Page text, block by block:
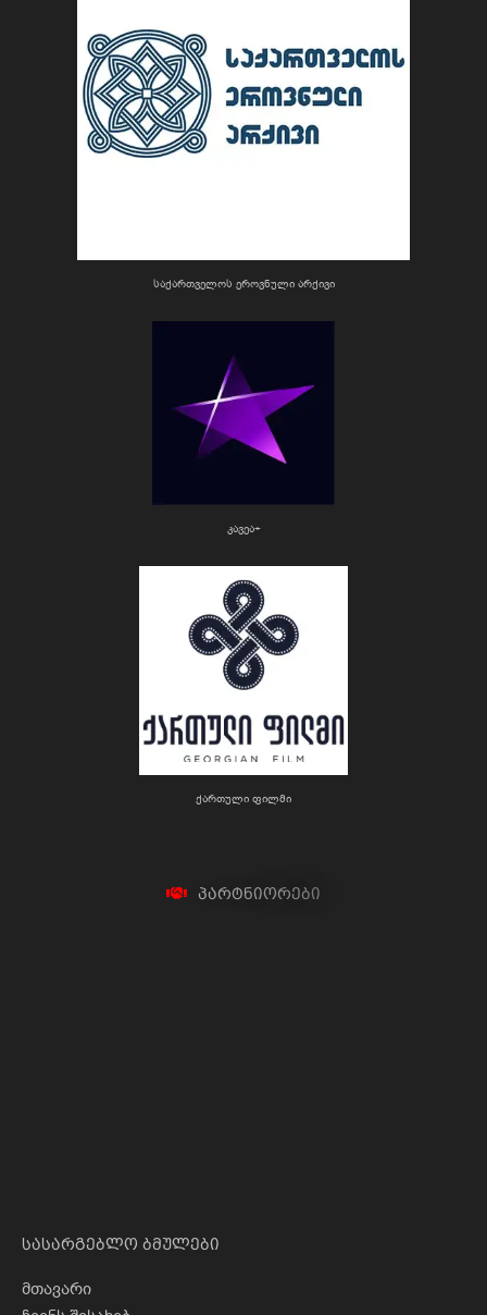
საქართველოს ეროვნული არქივი
კავეა+
ქართული ფილმი
პარტნიორები
სასარგებლო ბმულები
მთავარი